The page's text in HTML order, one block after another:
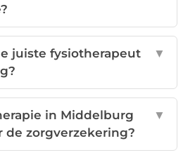
juiste fysiotherapeut
▼
in Middelburg
de zorgverzekering?
▼